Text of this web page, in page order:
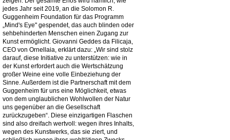
jedes Jahr seit 2019, an die Solomon R.
Guggenheim Foundation für das Programm
„Mind's Eye" gespendet, das auch blinden oder
sehbehinderten Menschen einen Zugang zur
Kunst ermöglicht. Giovanni Geddes da Filicaja,
CEO von Ornellaia, erklärt dazu: „Wir sind stolz
darauf, diese Initiative zu unterstützen: wie in
der Kunst erfordert auch die Wertschätzung
großer Weine eine volle Einbeziehung der
Sinne. Außerdem ist die Partnerschaft mit dem
Guggenheim für uns eine Möglichkeit, etwas
von dem unglaublichen Wohlwollen der Natur
uns gegenüber an die Gesellschaft
zurückzugeben“. Diese einzigartigen Flaschen
sind also dreifach wertvoll: wegen ihres Inhalts,
wegen des Kunstwerks, das sie ziert, und